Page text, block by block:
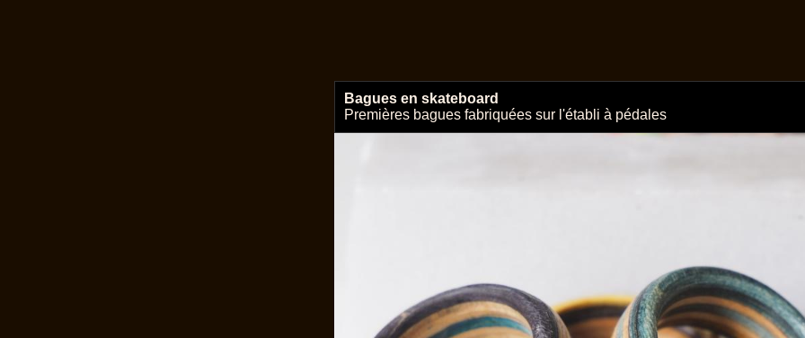
Bagues en skateboard
Premières bagues fabriquées sur l'établi à pédales